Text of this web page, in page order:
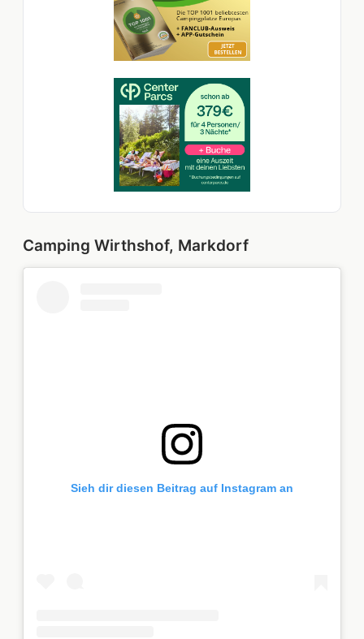
Camping Wirthshof, Markdorf
Sieh dir diesen Beitrag auf Instagram an